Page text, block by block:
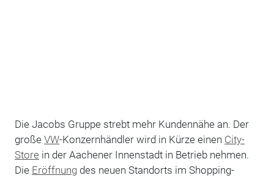
Die Jacobs Gruppe strebt mehr Kundennähe an. Der
große VW-Konzernhändler wird in Kürze einen City-
Store in der Aachener Innenstadt in Betrieb nehmen.
Die Eröffnungdes neuen Standorts im Shopping-